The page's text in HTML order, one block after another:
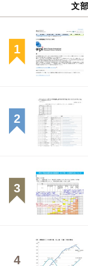
文